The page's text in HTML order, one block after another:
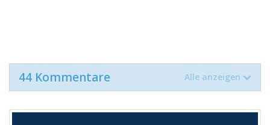
44 Kommentare Alle anzeigen